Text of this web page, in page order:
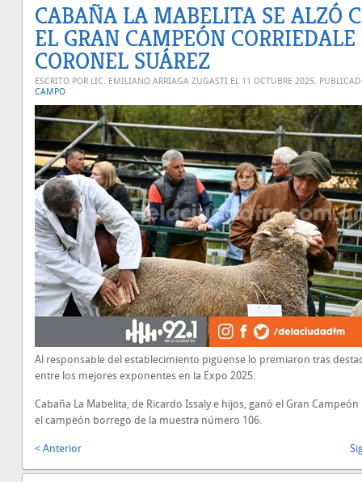
CABAÑA LA MABELITA SE ALZÓ
EL GRAN CAMPEÓN CORRIEDALE
CORONEL SUÁREZ
ESCRITO POR LIC. EMILIANO ARRIAGA ZUGASTI EL 11 OCTUBRE 2025.
CAMPO
Al responsable del establecimiento pigüense lo premiaron tras
entre los mejores exponentes en la Expo 2025.
Cabaña La Mabelita, de Ricardo Issaly e hijos, ganó el Gran Campeón
el campeón borrego de la muestra número 106.
< Anterior